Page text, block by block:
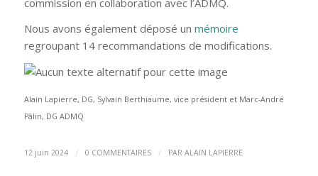
Nous avons également déposé un mémoire
regroupant 14 recommandations de modifications.
Alain Lapierre, DG, Sylvain Berthiaume, vice président et Marc-André
Pâlin, DG ADMQ
12 juin 2024 / 0 COMMENTAIRES / PAR ALAIN LAPIERRE